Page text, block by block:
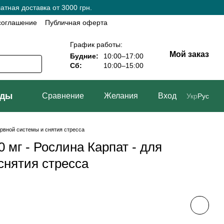
доставка от 3000 грн.
Публичная оферта
График работы:
Будние:
10:00–17:00
Сб:
10:00–15:00
Мой заказ
Сравнение Желания Вход УкрРус
системы и снятия стресса
мг - Рослина Карпат - для
стресса